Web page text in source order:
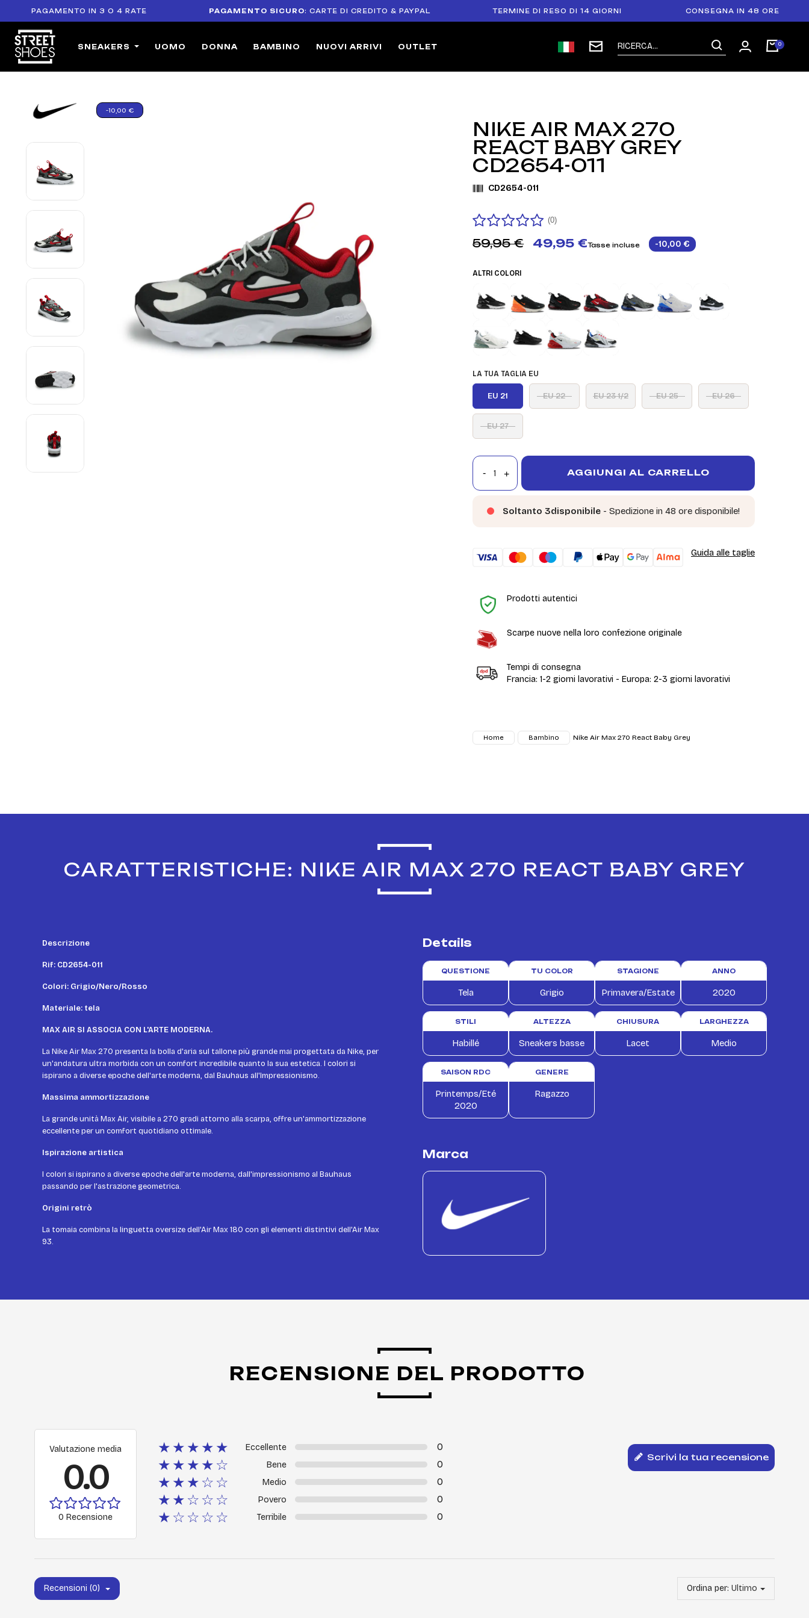
PAGAMENTO IN 3 O 4 RATE PAGAMENTO SICURO : CARTE DI CREDITO & PAYPAL TERMINE DI RESO DI 14 GIORNI CONSEGNA IN 48 ORE
SNEAKERS UOMO DONNA BAMBINO NUOVI ARRIVI OUTLET
-10,00 €
NIKE AIR MAX 270
REACT BABY GREY
CD2654-011
CD2654-011
(0)
59,95 € 49,95 €Tasse incluse -10,00 €
ALTRI COLORI
LA TUA TAGLIA EU
EU 21 EU 22 EU 23 1/2 EU 25 EU 26
EU 27
AGGIUNGI AL CARRELLO
Soltanto 3disponibile - Spedizione in 48 ore disponibile!
Guida alle taglie
Prodotti autentici
Scarpe nuove nella loro confezione originale
Tempi di consegna
Francia: 1-2 giorni lavorativi - Europa: 2-3 giorni lavorativi
Home Bambino Nike Air Max 270 React Baby Grey
CARATTERISTICHE: NIKE AIR MAX 270 REACT BABY GREY
Descrizione
Rif: CD2654-011
Colori: Grigio/Nero/Rosso
Materiale: tela
MAX AIR SI ASSOCIA CON L'ARTE MODERNA.
La Nike Air Max 270 presenta la bolla d'aria sul tallone più grande mai progettata da Nike, per
un'andatura ultra morbida con un comfort incredibile quanto la sua estetica. I colori si
ispirano a diverse epoche dell'arte moderna, dal Bauhaus all'Impressionismo.
Massima ammortizzazione
La grande unità Max Air, visibile a 270 gradi attorno alla scarpa, offre un'ammortizzazione
eccellente per un comfort quotidiano ottimale.
Ispirazione artistica
I colori si ispirano a diverse epoche dell'arte moderna, dall'impressionismo al Bauhaus
passando per l'astrazione geometrica.
Origini retrò
La tomaia combina la linguetta oversize dell'Air Max 180 con gli elementi distintivi dell'Air Max
93.
Details
QUESTIONE
Tela
TU COLOR
Grigio
STAGIONE
Primavera/Estate
ANNO
2020
STILI
Habillé
ALTEZZA
Sneakers basse
CHIUSURA
Lacet
LARGHEZZA
Medio
SAISON RDC
Printemps/Eté
2020
GENERE
Ragazzo
Marca
RECENSIONE DEL PRODOTTO
Valutazione media
0.0
0 Recensione
★★★★★ Eccellente 0
★★★★☆ Bene 0
★★★☆☆ Medio 0
★★☆☆☆ Povero 0
★☆☆☆☆ Terribile 0
Scrivi la tua recensione
Recensioni (0) Ordina per: Ultimo